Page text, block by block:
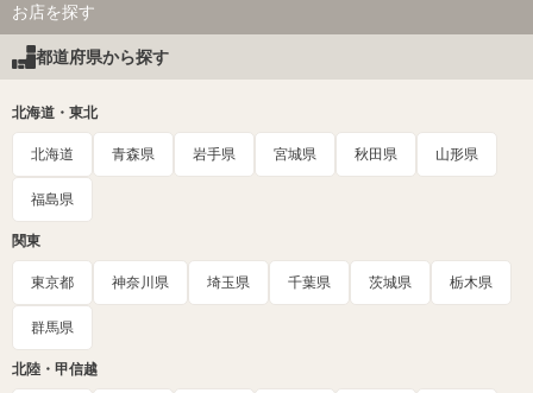
お店を探す
都道府県から探す
北海道・東北
北海道 青森県 岩手県 宮城県 秋田県 山形県
福島県
関東
東京都 神奈川県 埼玉県 千葉県 茨城県 栃木県
群馬県
北陸・甲信越